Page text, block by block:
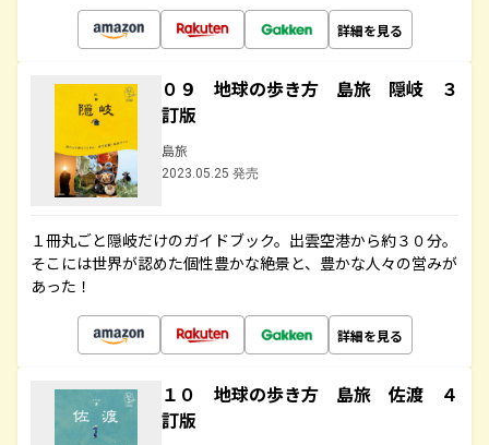
詳細を見る
０９ 地球の歩き方 島旅 隠岐 ３
訂版
島旅
2023.05.25 発売
１冊丸ごと隠岐だけのガイドブック。出雲空港から約３０分。
そこには世界が認めた個性豊かな絶景と、豊かな人々の営みが
あった！
詳細を見る
１０ 地球の歩き方 島旅 佐渡 ４
訂版